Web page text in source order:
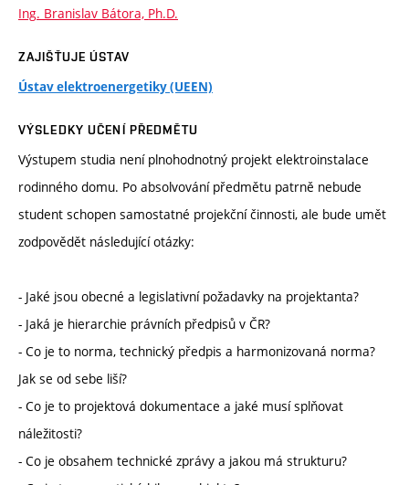
Ing. Branislav Bátora, Ph.D.
ZAJIŠŤUJE ÚSTAV
Ústav elektroenergetiky (UEEN)
VÝSLEDKY UČENÍ PŘEDMĚTU
Výstupem studia není plnohodnotný projekt elektroinstalace
rodinného domu. Po absolvování předmětu patrně nebude
student schopen samostatné projekční činnosti, ale bude umět
zodpovědět následující otázky:
- Jaké jsou obecné a legislativní požadavky na projektanta?
- Jaká je hierarchie právních předpisů v ČR?
- Co je to norma, technický předpis a harmonizovaná norma?
Jak se od sebe liší?
- Co je to projektová dokumentace a jaké musí splňovat
náležitosti?
- Co je obsahem technické zprávy a jakou má strukturu?